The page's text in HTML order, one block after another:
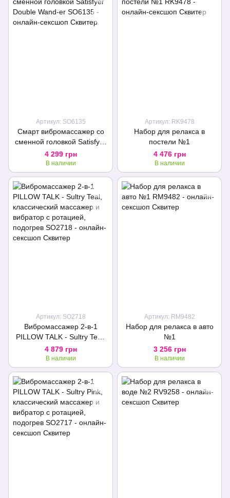
Артикул: SO6135
Смарт вибромассажер со
сменной головкой Satisfyer
Double Wand-er
4 299 грн
В наличии
Артикул: RK9478
Набор для релакса в
постели №1
4 476 грн
В наличии
Артикул: SO2718
Вибромассажер 2-в-1
PILLOW TALK - Sultry Teal,
классический массажер и
вибратор с ротацией,
подогрев
4 879 грн
В наличии
Артикул: RM9482
Набор для релакса в авто
№1
3 256 грн
В наличии